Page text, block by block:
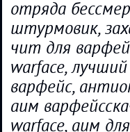
отряда
штурмовик,
чит для
warface,
варфейс,
аим
warface, аим